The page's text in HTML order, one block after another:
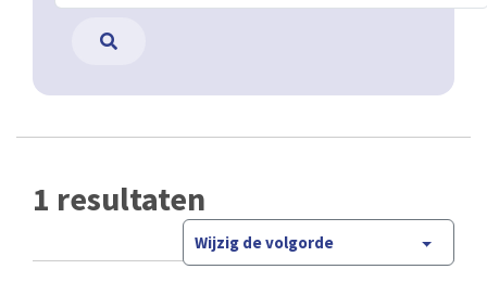
1 resultaten
Wijzig de volgorde